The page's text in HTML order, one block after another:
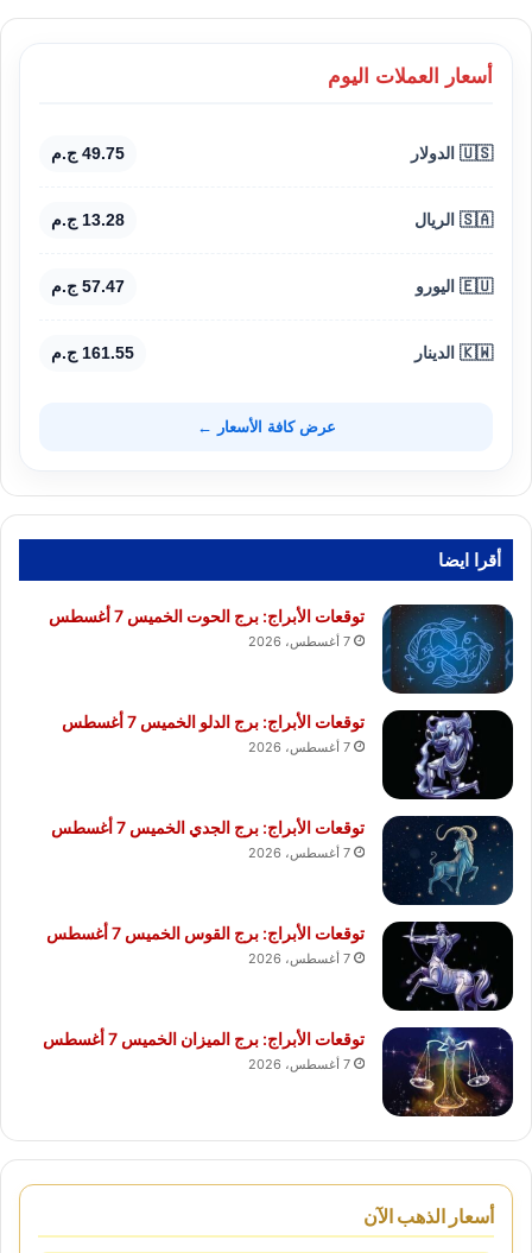
أسعار العملات اليوم
🇺🇸 الدولار 49.75 ج.م
🇸🇦 الريال 13.28 ج.م
🇪🇺 اليورو 57.47 ج.م
🇰🇼 الدينار 161.55 ج.م
عرض كافة الأسعار ←
أقرا ايضا
توقعات الأبراج: برج الحوت الخميس 7 أغسطس
7 أغسطس، 2026
توقعات الأبراج: برج الدلو الخميس 7 أغسطس
7 أغسطس، 2026
توقعات الأبراج: برج الجدي الخميس 7 أغسطس
7 أغسطس، 2026
توقعات الأبراج: برج القوس الخميس 7 أغسطس
7 أغسطس، 2026
توقعات الأبراج: برج الميزان الخميس 7 أغسطس
7 أغسطس، 2026
أسعار الذهب الآن